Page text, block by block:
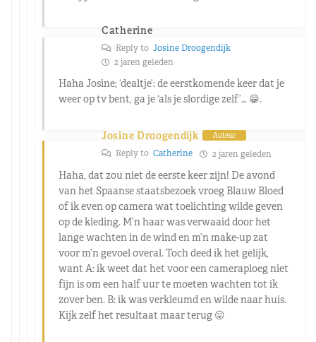
Catherine
Reply to Josine Droogendijk
2 jaren geleden
Haha Josine; ‘dealtje’: de eerstkomende keer dat je
weer op tv bent, ga je ‘als je slordige zelf’… 😁.
Josine Droogendijk Auteur
Reply to Catherine 2 jaren geleden
Haha, dat zou niet de eerste keer zijn! De avond
van het Spaanse staatsbezoek vroeg Blauw Bloed
of ik even op camera wat toelichting wilde geven
op de kleding. M’n haar was verwaaid door het
lange wachten in de wind en m’n make-up zat
voor m’n gevoel overal. Toch deed ik het gelijk,
want A: ik weet dat het voor een cameraploeg niet
fijn is om een half uur te moeten wachten tot ik
zover ben. B: ik was verkleumd en wilde naar huis.
Kijk zelf het resultaat maar terug 😛